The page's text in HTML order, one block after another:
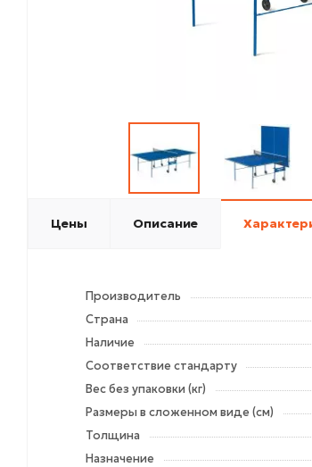
Цены Описание
Производитель
Страна
Наличие
Соответствие стандарту
Вес без упаковки (кг)
Размеры в сложенном виде (см)
Толщина
Назначение